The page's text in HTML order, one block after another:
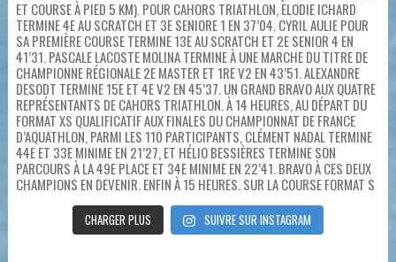
CHARGER PLUS SUIVRE SUR INSTAGRAM